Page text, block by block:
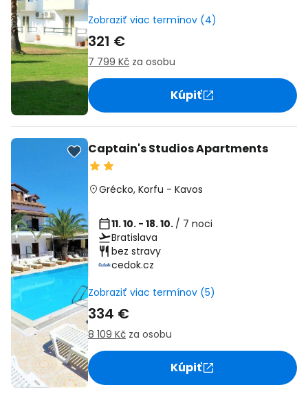
Zobraziť viac termínov (4)
321 €
7 799 Kč za osobu
Kúpiť
Captain's Studios Apartments
Grécko, Korfu - Kavos
11. 10. - 18. 10. / 7 noci
Bratislava
bez stravy
cedok.cz
Zobraziť viac termínov (5)
334 €
8 109 Kč za osobu
Kúpiť